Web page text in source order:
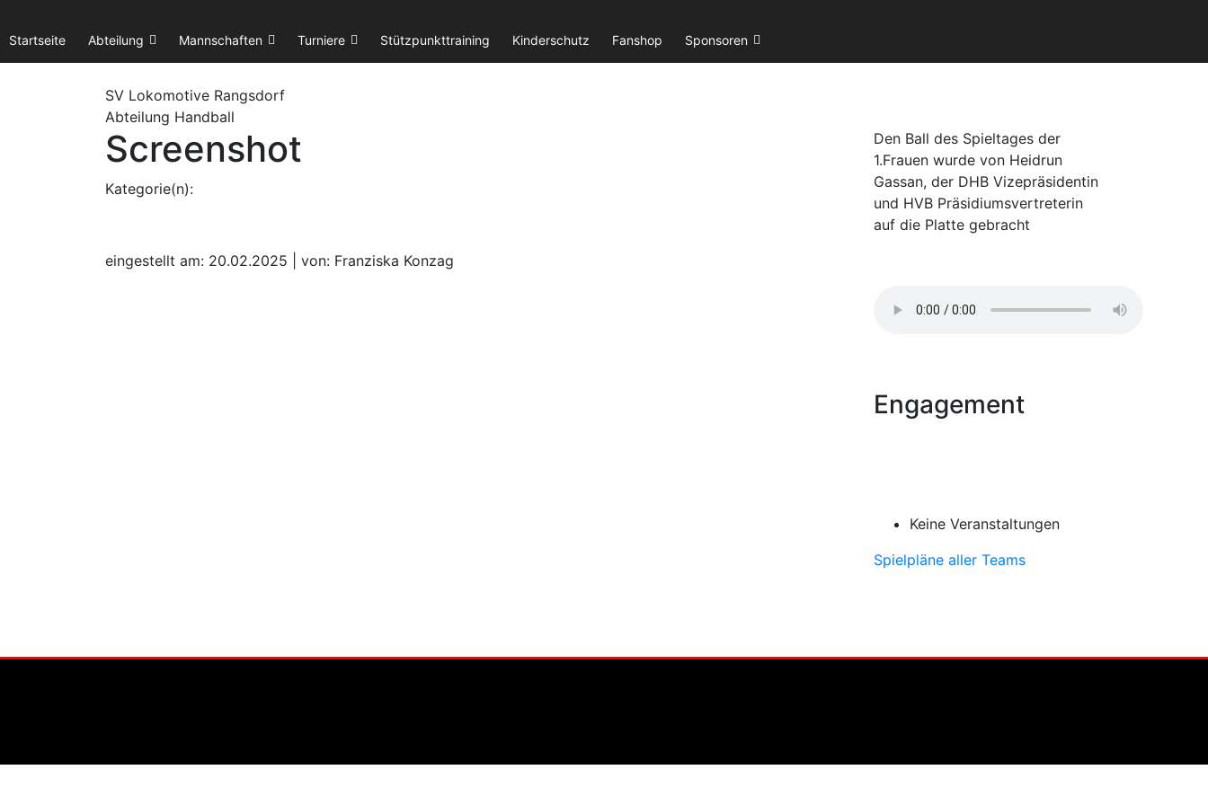
Startseite Abteilung Mannschaften Turniere Stützpunkttraining Kinderschutz Fanshop Sponsoren
SV Lokomotive Rangsdorf
Abteilung Handball
Screenshot
Kategorie(n):
eingestellt am: 20.02.2025 | von: Franziska Konzag
Den Ball des Spieltages der
1.Frauen wurde von Heidrun
Gassan, der DHB Vizepräsidentin
und HVB Präsidiumsvertreterin
auf die Platte gebracht
Engagement
Keine Veranstaltungen
Spielpläne aller Teams